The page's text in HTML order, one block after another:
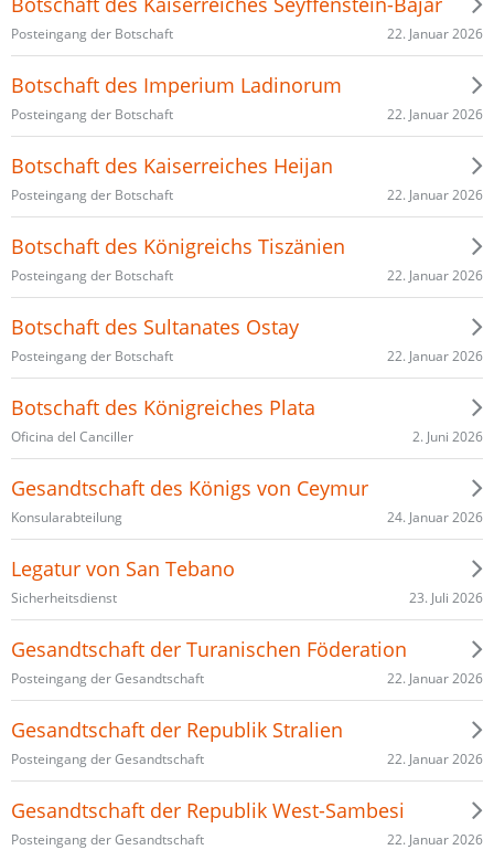
Posteingang der Botschaft 22. Januar 2026
Botschaft des Imperium Ladinorum
Posteingang der Botschaft 22. Januar 2026
Botschaft des Kaiserreiches Heijan
Posteingang der Botschaft 22. Januar 2026
Botschaft des Königreichs Tiszänien
Posteingang der Botschaft 22. Januar 2026
Botschaft des Sultanates Ostay
Posteingang der Botschaft 22. Januar 2026
Botschaft des Königreiches Plata
Oficina del Canciller 2. Juni 2026
Gesandtschaft des Königs von Ceymur
Konsularabteilung 24. Januar 2026
Legatur von San Tebano
Sicherheitsdienst 23. Juli 2026
Gesandtschaft der Turanischen Föderation
Posteingang der Gesandtschaft 22. Januar 2026
Gesandtschaft der Republik Stralien
Posteingang der Gesandtschaft 22. Januar 2026
Gesandtschaft der Republik West-Sambesi
Posteingang der Gesandtschaft 22. Januar 2026